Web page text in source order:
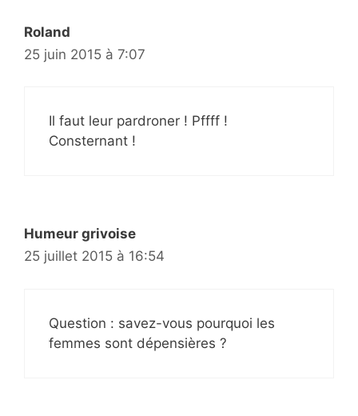
Roland
25 juin 2015 à 7:07
Il faut leur pardroner ! Pffff !
Consternant !
Humeur grivoise
25 juillet 2015 à 16:54
Question : savez-vous pourquoi les
femmes sont dépensières ?